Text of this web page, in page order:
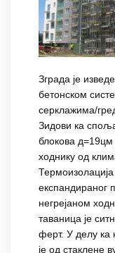
Зграда је
бетонском
серклажима/
Зидови ка
блокова д=19цм
ходнику од
експандираног
негрејаном
таваница је
ферт. У делу ка
је од стаклене